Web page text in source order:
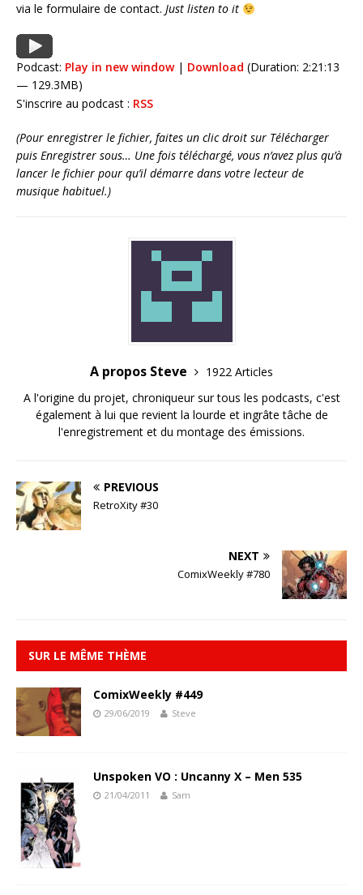
via le formulaire de contact. Just listen to it
Podcast: Play in new window| Download (Duration: 2:21:13
— 129.3MB)
S'inscrire au podcast : RSS
(Pour enregistrer le fichier, faites un clic droit sur Télécharger
puis Enregistrer sous… Une fois téléchargé, vous n’avez plus qu’à
lancer le fichier pour qu’il démarre dans votre lecteur de
musique habituel.)
A propos Steve
1922 Articles
A l'origine du projet, chroniqueur sur tous les podcasts, c'est
également à lui que revient la lourde et ingrâte tâche de
l'enregistrement et du montage des émissions.
PREVIOUS
RetroXity #30
NEXT
ComixWeekly #780
SUR LE MÊME THÈME
ComixWeekly #449
29/06/2019 Steve
Unspoken VO : Uncanny X – Men 535
21/04/2011 Sam